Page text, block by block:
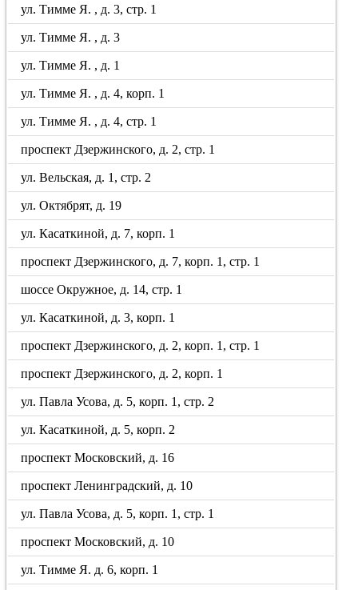
ул. Тимме Я. , д. 3, стр. 1
ул. Тимме Я. , д. 3
ул. Тимме Я. , д. 1
ул. Тимме Я. , д. 4, корп. 1
ул. Тимме Я. , д. 4, стр. 1
проспект Дзержинского, д. 2, стр. 1
ул. Вельская, д. 1, стр. 2
ул. Октябрят, д. 19
ул. Касаткиной, д. 7, корп. 1
проспект Дзержинского, д. 7, корп. 1, стр. 1
шоссе Окружное, д. 14, стр. 1
ул. Касаткиной, д. 3, корп. 1
проспект Дзержинского, д. 2, корп. 1, стр. 1
проспект Дзержинского, д. 2, корп. 1
ул. Павла Усова, д. 5, корп. 1, стр. 2
ул. Касаткиной, д. 5, корп. 2
проспект Московский, д. 16
проспект Ленинградский, д. 10
ул. Павла Усова, д. 5, корп. 1, стр. 1
проспект Московский, д. 10
ул. Тимме Я. д. 6, корп. 1